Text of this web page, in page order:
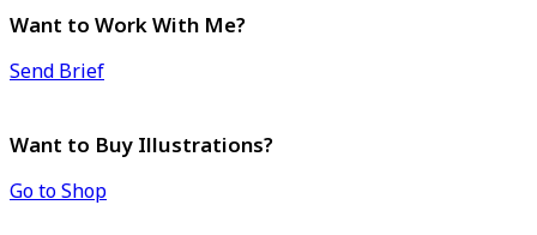
Want to Work With Me?
Send Brief
Want to Buy Illustrations?
Go to Shop